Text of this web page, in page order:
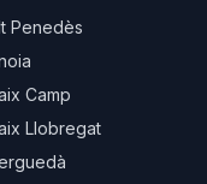
Penedès
Camp
Llobregat